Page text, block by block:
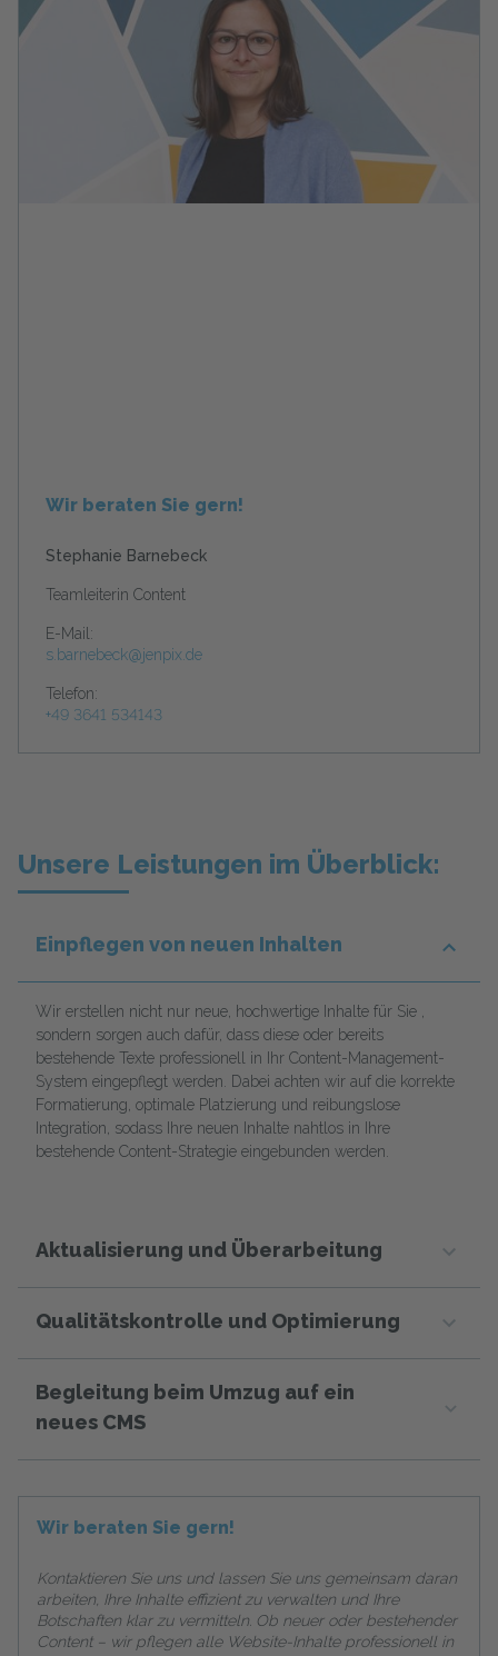
Wir beraten Sie gern!
Stephanie Barnebeck
Teamleiterin Content
E-Mail:
s.barnebeck@jenpix.de
Telefon:
+49 3641 534143
Unsere Leistungen im Überblick:
Einpflegen von neuen Inhalten
Wir erstellen nicht nur neue, hochwertige Inhalte für Sie ,
sondern sorgen auch dafür, dass diese oder bereits
bestehende Texte professionell in Ihr Content-Management-
System eingepflegt werden. Dabei achten wir auf die korrekte
Formatierung, optimale Platzierung und reibungslose
Integration, sodass Ihre neuen Inhalte nahtlos in Ihre
bestehende Content-Strategie eingebunden werden.
Aktualisierung und Überarbeitung
Qualitätskontrolle und Optimierung
Begleitung beim Umzug auf ein
neues CMS
Wir beraten Sie gern!
Kontaktieren Sie uns und lassen Sie uns gemeinsam daran
arbeiten, Ihre Inhalte effizient zu verwalten und Ihre
Botschaften klar zu vermitteln. Ob neuer oder bestehender
Content – wir pflegen alle Website-Inhalte professionell in